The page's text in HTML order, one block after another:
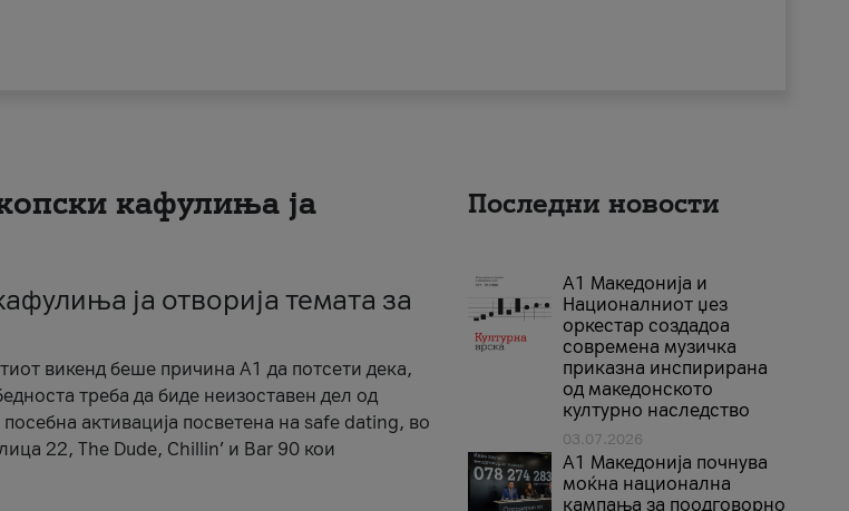
кафулиња ја
ја отворија темата за
викенд беше причина А1 да потсети дека,
треба да биде неизоставен дел од
активација посветена на safe dating, во
22, The Dude, Chillin’ и Bar 90 кои
Последни новости
А1 Македонија и
Националниот џез
оркестар создадоа
современа музичка
приказна инспирирана
од македонското
културно наследство
03.07.2026
A1 Македонија почнува
моќна национална
кампања за поодговорно